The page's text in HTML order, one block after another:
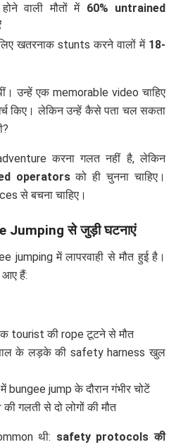
वाली मौतों में 60% untrained
खतरनाक stunts करने वालों में 18-
उन्हें एक memorable video चाहिए
किए। लेकिन उन्हें कैसे पता चल सकता
करना गलत नहीं है, लेकिन
operatorsको ही चुनना चाहिए।
से बचना चाहिए।
Jumping से जुड़ी घटनाएं
jumping में लापरवाही से मौत हुई है।
आए हैं:
tourist की rope टूटने से मौत
के लड़के की safety harness खुल
bungee jump के दौरान गंभीर चोटें
गलती से दो लोगों की मौत
थी: safety protocols की